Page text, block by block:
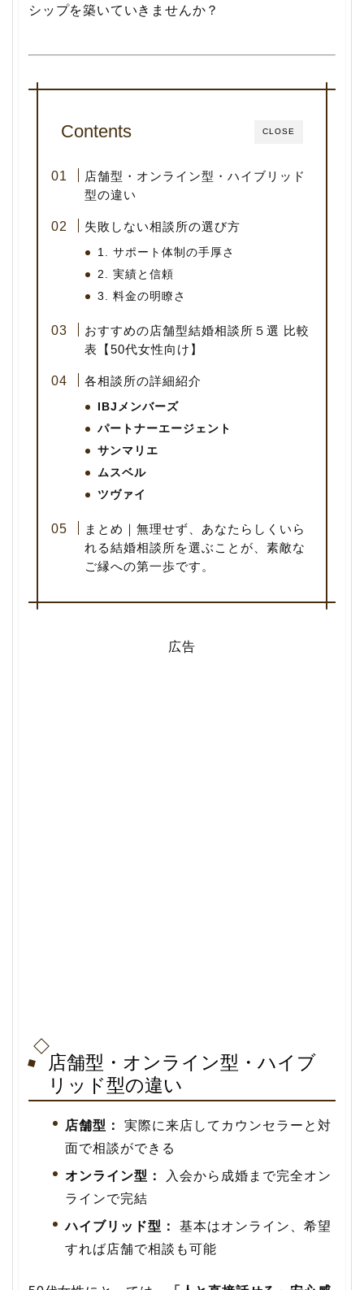
シップを築いていきませんか？
CLOSE
Contents
店舗型・オンライン型・ハイブリッド
型の違い
失敗しない相談所の選び方
1. サポート体制の手厚さ
2. 実績と信頼
3. 料金の明瞭さ
おすすめの店舗型結婚相談所５選 比較
表【50代女性向け】
各相談所の詳細紹介
IBJメンバーズ
パートナーエージェント
サンマリエ
ムスベル
ツヴァイ
まとめ｜無理せず、あなたらしくいら
れる結婚相談所を選ぶことが、素敵な
ご縁への第一歩です。
広告
店舗型・オンライン型・ハイブ
リッド型の違い
店舗型：
実際に来店してカウンセラーと対
面で相談ができる
オンライン型：
入会から成婚まで完全オン
ラインで完結
ハイブリッド型：
基本はオンライン、希望
すれば店舗で相談も可能